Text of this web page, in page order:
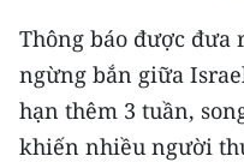
KIỂM CHỨNG THÔNG
TRI THỨC CHUYÊN SÂU
Thông báo được
ngừng bắn giữa
hạn thêm 3 tuần,
khiến nhiều người